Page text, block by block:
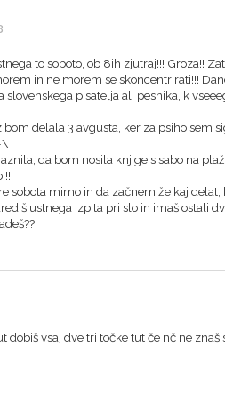
to soboto, ob 8ih zjutraj!!! Groza!!
in ne morem se skoncentrirati!!!
pisatelja ali pesnika, k
bom delala 3 avgusta, ker za psiho sem
\
da bom nosila knjige s sabo na
sobota mimo in da začnem že kaj delat,
ustnega izpita pri slo in imaš ostali
dobiš vsaj dve tri točke tut če nč ne